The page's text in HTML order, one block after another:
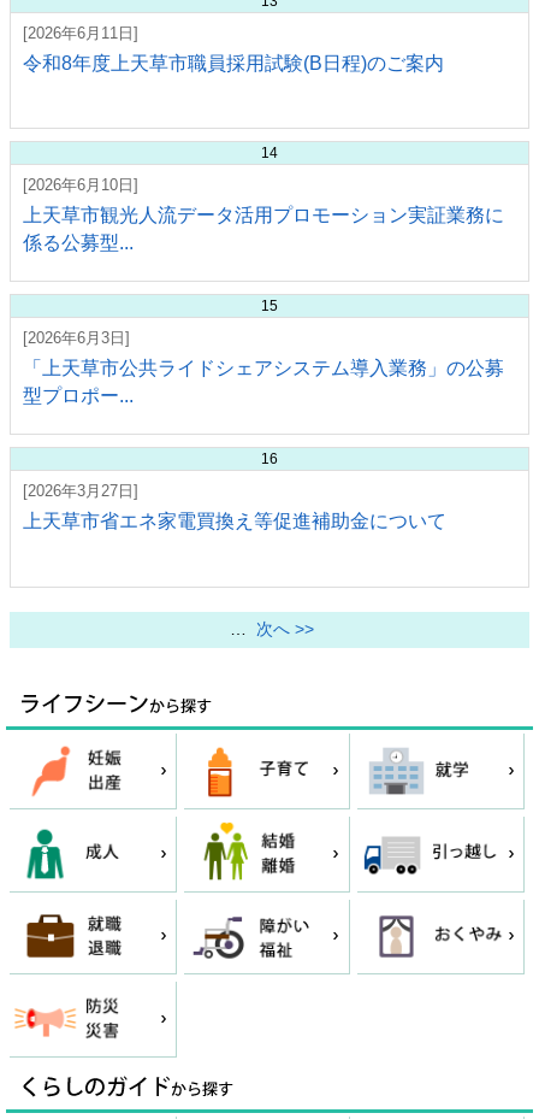
[2026年6月11日]
令和8年度上天草市職員採用試験(B日程)のご案内
14
[2026年6月10日]
上天草市観光人流データ活用プロモーション実証業務に
係る公募型...
15
[2026年6月3日]
「上天草市公共ライドシェアシステム導入業務」の公募
型プロポー...
16
[2026年3月27日]
上天草市省エネ家電買換え等促進補助金について
… 次へ >>